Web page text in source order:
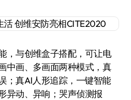
，与创维盒子搭配，可让电
中画、多画面两种模式，真
；真AI人形追踪，一键智能
异动、异响；哭声侦测报